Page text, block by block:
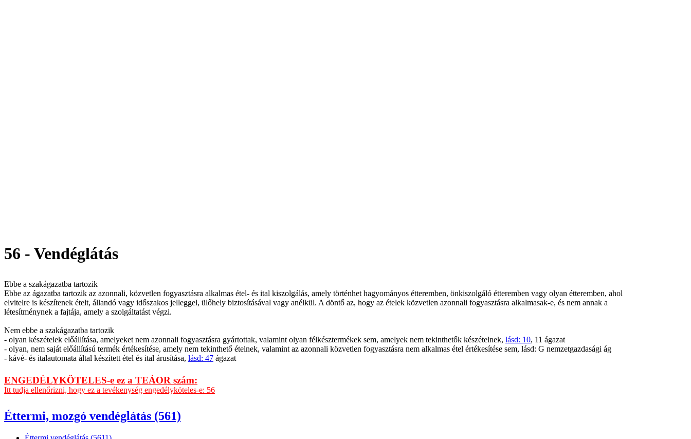
56 - Vendéglátás
Ebbe a szakágazatba tartozik
Ebbe az ágazatba tartozik az azonnali, közvetlen fogyasztásra alkalmas étel- és ital kiszolgálás, amely történhet hagyományos étteremben, önkiszolgáló étteremben vagy olyan étteremben, ahol
elvitelre is készítenek ételt, állandó vagy időszakos jelleggel, ülőhely biztosításával vagy anélkül. A döntő az, hogy az ételek közvetlen azonnali fogyasztásra alkalmasak-e, és nem annak a
létesítménynek a fajtája, amely a szolgáltatást végzi.
Nem ebbe a szakágazatba tartozik
- olyan készételek előállítása, amelyeket nem azonnali fogyasztásra gyártottak, valamint olyan félkésztermékek sem, amelyek nem tekinthetők készételnek, lásd: 10, 11 ágazat
- olyan, nem saját előállítású termék értékesítése, amely nem tekinthető ételnek, valamint az azonnali közvetlen fogyasztásra nem alkalmas étel értékesítése sem, lásd: G nemzetgazdasági ág
- kávé- és italautomata által készített étel és ital árusítása, lásd: 47 ágazat
ENGEDÉLYKÖTELES-e ez a TEÁOR szám:
Itt tudja ellenőrizni, hogy ez a tevékenység engedélyköteles-e: 56
Éttermi, mozgó vendéglátás (561)